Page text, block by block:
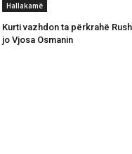
Hallakamë
Kurti vazhdon ta përkrahë
jo Vjosa Osmanin